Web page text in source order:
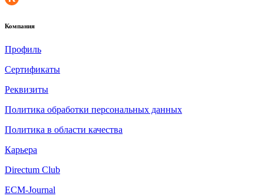
Компания
Профиль
Сертификаты
Реквизиты
Политика обработки персональных данных
Политика в области качества
Карьера
Directum Club
ECM-Journal